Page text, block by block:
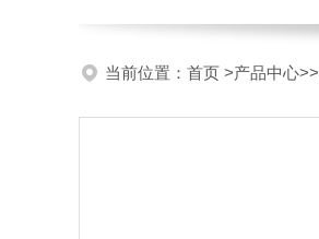
当前位置： 首页 >产品中心>>